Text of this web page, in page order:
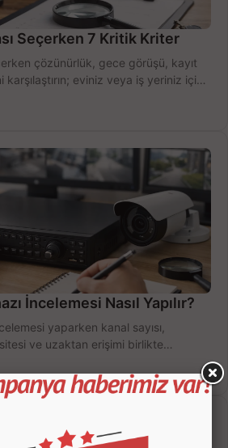
Seçerken 7 Kritik Kriter
çözünürlük, gece görüşü, kayıt
eviniz veya iş yeriniz için
İncelemesi Nasıl Yapılır?
yaparken kanal sayısı,
ve uzaktan erişimi birlikte